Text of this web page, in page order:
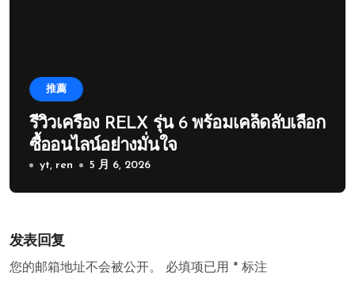
推薦
รีวิวเครื่อง RELX รุ่น 6 พร้อมเคล็ดลับเลือก
ซื้ออนไลน์อย่างมั่นใจ
yt, ren 5 月 6, 2026
发表回复
您的邮箱地址不会被公开。 必填项已用 * 标注